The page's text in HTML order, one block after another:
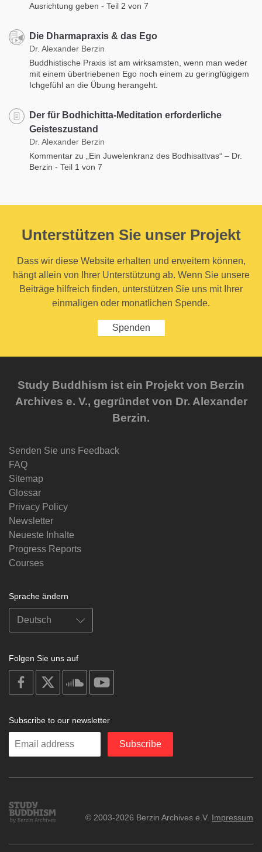
Ausrichtung geben - Teil 2 von 7
Die Dharmapraxis & das Ego
Dr. Alexander Berzin
Buddhistische Praxis ist am wirksamsten, wenn man weder
mit einem übertriebenen Ego noch einem zu geringfügigem
Ichgefühl an die Übung herangeht.
Der für Bodhichitta-Meditation erforderliche
Geisteszustand
Dr. Alexander Berzin
Kommentar zu „Ein Juwelenkranz des Bodhisattvas“ – Dr.
Berzin - Teil 1 von 7
Unterstützen Sie unser Projekt
Dass wir diese Website erhalten und erweitern können,
hängt allein von Ihrer Unterstützung ab. Wenn Sie unsere
Beiträge hilfreich finden, unterstützen Sie uns mit Ihrer
einmaligen oder monatlichen Spende.
Spenden
Study Buddhism ist ein Projekt von Berzin
Archives e. V., gegründet von Dr. Alexander
Berzin.
Senden Sie uns Feedback
FAQ
Sitemap
Glossar
Privacy Policy
Newsletter
Neueste Inhalte
Progress Reports
Courses
Sprache ändern
Folgen Sie uns auf
on
facebook
soundcloud
Subscribe to our newsletter
Enter
Subscribe
Study
Buddhism
© 2003-2026 Berzin Archives e.V. Impressum